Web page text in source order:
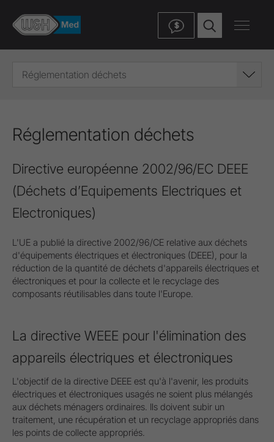
$
Réglementation déchets
Réglementation déchets
Directive européenne 2002/96/EC DEEE
(Déchets d’Equipements Electriques et
Electroniques)
L'UE a publié la directive 2002/96/CE relative aux déchets
d'équipements électriques et électroniques (DEEE), pour la
réduction de la quantité de déchets d'appareils électriques et
électroniques et pour la collecte et le recyclage des
composants réutilisables dans toute l'Europe.
La directive WEEE pour l'élimination des
appareils électriques et électroniques
L'objectif de la directive DEEE est qu'à l'avenir, les produits
électriques et électroniques usagés ne soient plus mélangés
aux déchets ménagers ordinaires. Ils doivent subir un
traitement, une récupération et un recyclage appropriés dans
les points de collecte appropriés.